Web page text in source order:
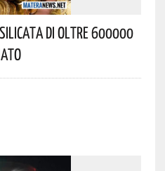
Di Oltre 600000